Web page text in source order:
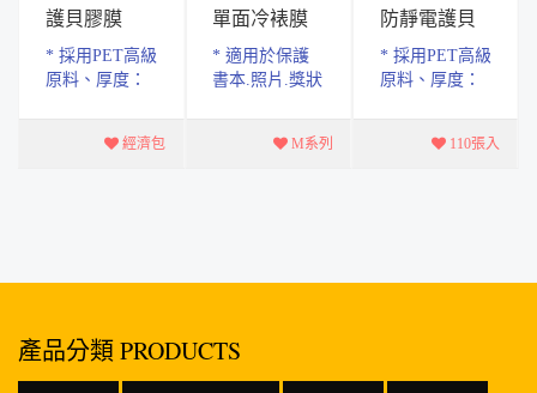
* 採用PET高級
原料、厚度：
80μ(50 PET+30
CNS15503 事
務文具安全檢
* 適用於保護
書本.照片.獎狀
護貝.自製書籤
度0.1mm 100μ.
高透明度.提亮
膠膜
* 採用PET高級
原料、厚度：
80μ(50 PET+30
理具有防靜電
效果 * 通過
辦公用品